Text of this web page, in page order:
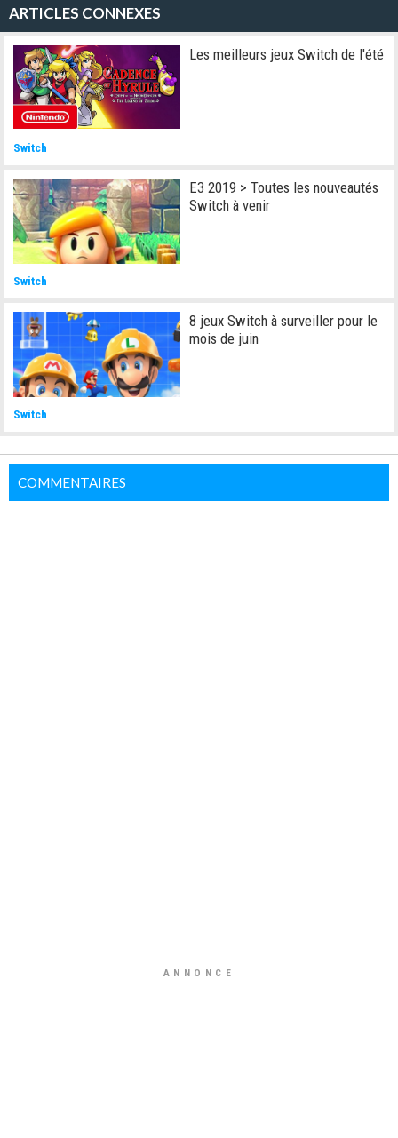
ARTICLES CONNEXES
Les meilleurs jeux Switch de l'été
Switch
E3 2019 > Toutes les nouveautés
Switch à venir
Switch
8 jeux Switch à surveiller pour le
mois de juin
Switch
COMMENTAIRES
ANNONCE